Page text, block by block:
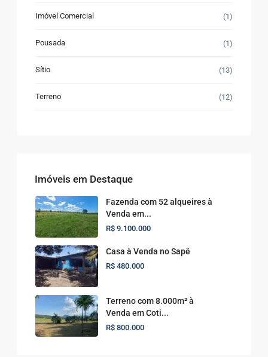
Imóvel Comercial (1)
Pousada (1)
Sítio (13)
Terreno (12)
Imóveis em Destaque
Fazenda com 52 alqueires à
Venda em...
R$ 9.100.000
Casa à Venda no Sapê
R$ 480.000
Terreno com 8.000m² à
Venda em Coti...
R$ 800.000